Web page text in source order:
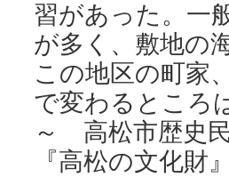
習があった。一
が多く、敷地の
この地区の町家
で変わるところ
～ 高松市歴史
『高松の文化